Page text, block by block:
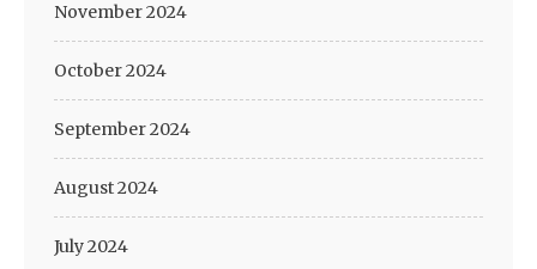
November 2024
October 2024
September 2024
August 2024
July 2024